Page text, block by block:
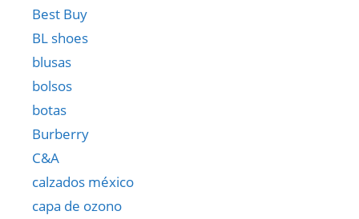
Best Buy
BL shoes
blusas
bolsos
botas
Burberry
C&A
calzados méxico
capa de ozono